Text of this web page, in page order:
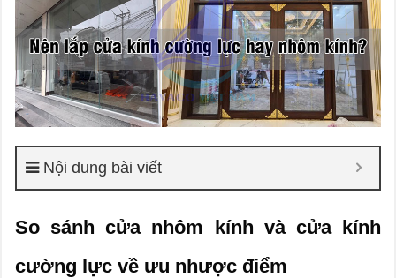
Nội dung bài viết
So sánh cửa nhôm kính và cửa kính
cường lực về ưu nhược điểm